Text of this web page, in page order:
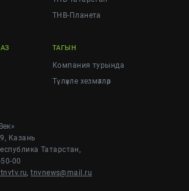
ТНВ-Планета
ТАГЫН
Компания турында
Түләүле хезмәтләр
Казань
Татарстан,
00
,tnvnews@mail.ru